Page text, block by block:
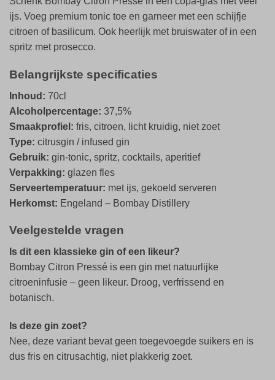
ijs. Voeg premium tonic toe en garneer met een schijfje
citroen of basilicum. Ook heerlijk met bruiswater of in een
spritz met prosecco.
Belangrijkste specificaties
Inhoud: 70cl
Alcoholpercentage: 37,5%
Smaakprofiel: fris, citroen, licht kruidig, niet zoet
Type: citrusgin / infused gin
Gebruik: gin-tonic, spritz, cocktails, aperitief
Verpakking: glazen fles
Serveertemperatuur: met ijs, gekoeld serveren
Herkomst: Engeland – Bombay Distillery
Veelgestelde vragen
Is dit een klassieke gin of een likeur?
Bombay Citron Pressé is een gin met natuurlijke
citroeninfusie – geen likeur. Droog, verfrissend en
botanisch.
Is deze gin zoet?
Nee, deze variant bevat geen toegevoegde suikers en is
dus fris en citrusachtig, niet plakkerig zoet.